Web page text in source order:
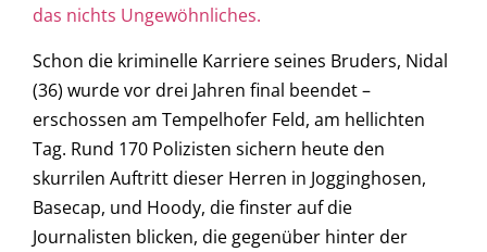
das nichts Ungewöhnliches.
Schon die kriminelle Karriere seines Bruders, Nidal
(36) wurde vor drei Jahren final beendet –
erschossen am Tempelhofer Feld, am hellichten
Tag. Rund 170 Polizisten sichern heute den
skurrilen Auftritt dieser Herren in Jogginghosen,
Basecap, und Hoody, die finster auf die
Journalisten blicken, die gegenüber hinter der